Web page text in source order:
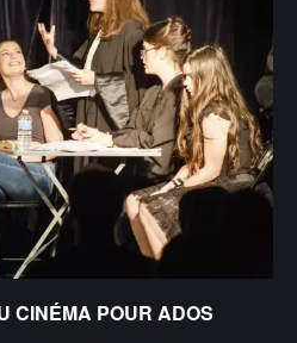
CINÉMA POUR ADOS